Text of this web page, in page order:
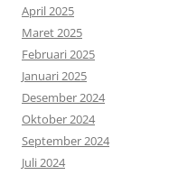
April 2025
Maret 2025
Februari 2025
Januari 2025
Desember 2024
Oktober 2024
September 2024
Juli 2024